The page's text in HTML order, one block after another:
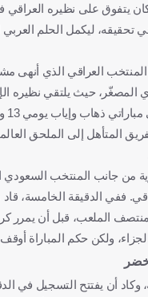
يتفوق على نظيره العراقي
تحقيقه، ليكمل الحلم العربي
العراقي الذي أنهى
المصغّر، حيث يلتقي نظيره
لتحديد الفريق المتأهل إلى الملحق
قوية من جانب المنتخب
ففي الدقيقة الخامسة،
الملعب، قبل أن يمرر
ولكن حكم المباراة